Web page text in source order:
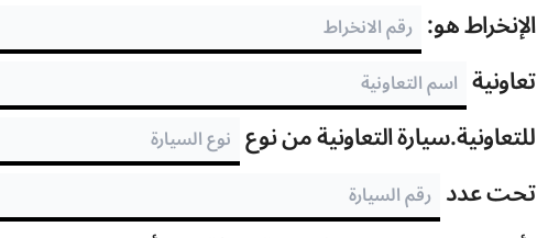
الإنخراط هو:
تعاونية
للتعاونية.سيارة التعاونية من نوع
تحت عدد